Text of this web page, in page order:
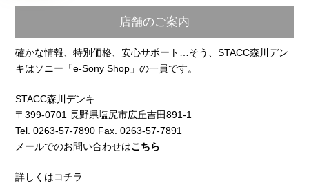
店舗のご案内
確かな情報、特別価格、安心サポート…そう、STACC森川デン
キはソニー「e-Sony Shop」の一員です。
STACC森川デンキ
〒399-0701 長野県塩尻市広丘吉田891-1
Tel. 0263-57-7890 Fax. 0263-57-7891
メールでのお問い合わせはこちら
詳しくはコチラ